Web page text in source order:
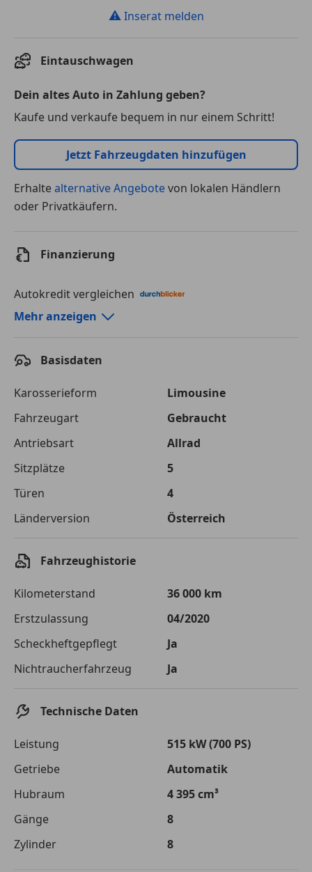
⚠ Inserat melden
Eintauschwagen
Dein altes Auto in Zahlung geben?
Kaufe und verkaufe bequem in nur einem Schritt!
Jetzt Fahrzeugdaten hinzufügen
Erhaltealternative Angebotevon lokalen Händlern
oder Privatkäufern.
Finanzierung
Autokredit vergleichen
Autokredit-Rechner von durchblicker.at
Laufzeit
120 Monate
Kreditbetrag
€ 75 000,-
Zu zahlender
Gesamtbetrag
€ 105 661,-
Einberechnete Gebühren
€ 0,-
Monatliche Rate € 880,51
von der von Ihnen gewählten Bank. Rückzahlungszeitraum 1-10
Jetzt berechnen
Mehr anzeigen
Basisdaten
Karosserieform
Limousine
Fahrzeugart
Gebraucht
Antriebsart
Allrad
Sitzplätze
5
Türen
4
Länderversion
Österreich
Fahrzeughistorie
Kilometerstand
36 000 km
Erstzulassung
04/2020
Scheckheftgepflegt
Ja
Nichtraucherfahrzeug
Ja
Technische Daten
Leistung
515 kW (700 PS)
Getriebe
Automatik
Hubraum
4 395 cm³
Gänge
8
Zylinder
8